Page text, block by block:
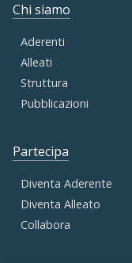
Chi siamo
Aderenti
Alleati
Struttura
Pubblicazioni
Partecipa
Diventa Aderente
Diventa Alleato
Collabora